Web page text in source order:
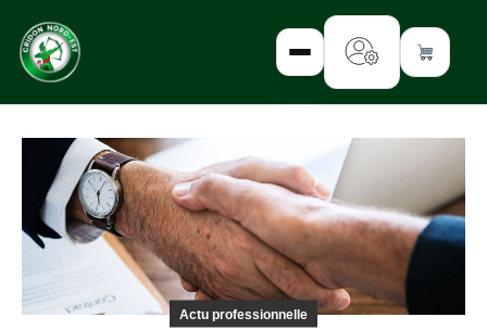
✕
INTERROGEZ-
NOUS
FORMEZ-
VOUS
Actu professionnelle